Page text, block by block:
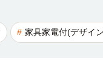
家具家電付(デザイ